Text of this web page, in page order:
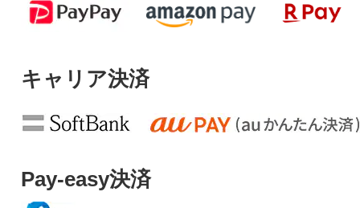
キャリア決済
Pay-easy決済